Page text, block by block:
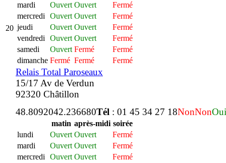
20
mardi
Ouvert Ouvert
Fermé
mercredi
Ouvert Ouvert
Fermé
jeudi
Ouvert Ouvert
Fermé
vendredi
Ouvert Ouvert
Fermé
samedi
Ouvert Fermé
Fermé
dimanche Fermé Fermé Fermé
Relais Total Paroseaux
15/17 Av de Verdun
92320 Châtillon
48.8092042.236680Tél : 01 45 34 27 18NonNonOui
matin après-midi soirée
lundi
Ouvert Ouvert
Fermé
mardi
Ouvert Ouvert
Fermé
mercredi
Ouvert Ouvert
Fermé